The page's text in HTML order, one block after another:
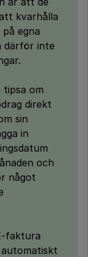
kvarhålla
egna
därför inte
tipsa om
direkt
sin
in
och
något
faktura